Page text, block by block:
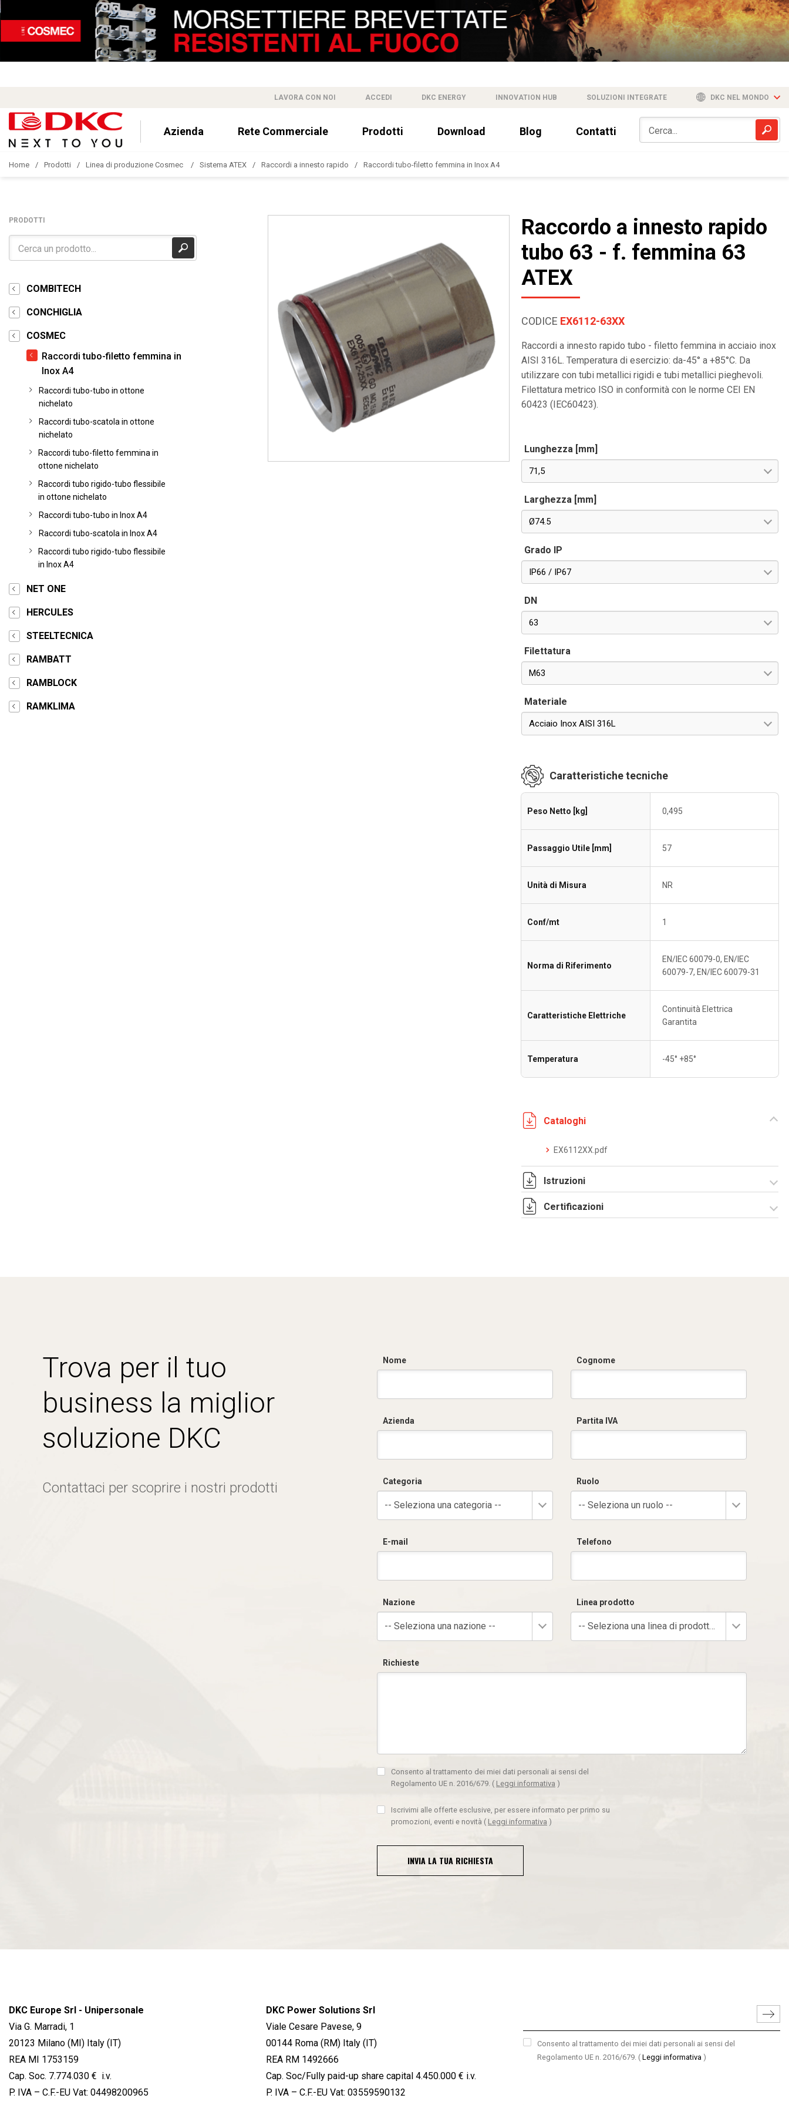
LAVORA CON NOI ACCEDI DKC ENERGY INNOVATION HUB SOLUZIONI INTEGRATE DKC NEL MONDO
Azienda Rete Commerciale Prodotti Download Blog Contatti
Home Prodotti Linea di produzione Cosmec Sistema ATEX Raccordi a innesto rapido Raccordi tubo-filetto femmina in Inox A4
PRODOTTI
COMBITECH
CONCHIGLIA
COSMEC
Raccordi tubo-filetto femmina in
Inox A4
Raccordi tubo-tubo in ottone
nichelato
Raccordi tubo-scatola in ottone
nichelato
Raccordi tubo-filetto femmina in
ottone nichelato
Raccordi tubo rigido-tubo flessibile
in ottone nichelato
Raccordi tubo-tubo in Inox A4
Raccordi tubo-scatola in Inox A4
Raccordi tubo rigido-tubo flessibile
in Inox A4
NET ONE
HERCULES
STEELTECNICA
RAMBATT
RAMBLOCK
RAMKLIMA
Raccordo a innesto rapido
tubo 63 - f. femmina 63
ATEX
CODICE EX6112-63XX
Raccordi a innesto rapido tubo - filetto femmina in acciaio inox
AISI 316L. Temperatura di esercizio: da-45° a +85°C. Da
utilizzare con tubi metallici rigidi e tubi metallici pieghevoli.
Filettatura metrico ISO in conformità con le norme CEI EN
60423 (IEC60423).
Lunghezza [mm]
71,5
Larghezza [mm]
Ø74.5
Grado IP
IP66 / IP67
DN
63
Filettatura
M63
Materiale
Acciaio Inox AISI 316L
Caratteristiche tecniche
Peso Netto [kg] 0,495
Passaggio Utile [mm] 57
Unità di Misura NR
Conf/mt 1
Norma di Riferimento
EN/IEC 60079-0, EN/IEC
60079-7, EN/IEC 60079-31
Caratteristiche Elettriche
Continuità Elettrica
Garantita
Temperatura -45° +85°
Cataloghi
EX6112XX.pdf
Istruzioni
I-75-2-3 Rev. 1.pdf
Certificazioni
Trova per il tuo
business la miglior
soluzione DKC
Contattaci per scoprire i nostri prodotti
Nome Cognome
Azienda Partita IVA
Categoria
-- Seleziona una categoria --
Ruolo
-- Seleziona un ruolo --
E-mail Telefono
Nazione
-- Seleziona una nazione --
Linea prodotto
-- Seleziona una linea di prodotto --
Richieste
Consento al trattamento dei miei dati personali ai sensi del
Regolamento UE n. 2016/679. ( Leggi informativa )
Iscrivimi alle offerte esclusive, per essere informato per primo su
promozioni, eventi e novità ( Leggi informativa )
INVIA LA TUA RICHIESTA
DKC Europe Srl - Unipersonale
Via G. Marradi, 1
20123 Milano (MI) Italy (IT)
REA MI 1753159
Cap. Soc. 7.774.030 € i.v.
P. IVA – C.F.-EU Vat: 04498200965
DKC Power Solutions Srl
Viale Cesare Pavese, 9
00144 Roma (RM) Italy (IT)
REA RM 1492666
Cap. Soc/Fully paid-up share capital 4.450.000 € i.v.
P. IVA – C.F.-EU Vat: 03559590132
Consento al trattamento dei miei dati personali ai sensi del
Regolamento UE n. 2016/679. ( Leggi informativa )